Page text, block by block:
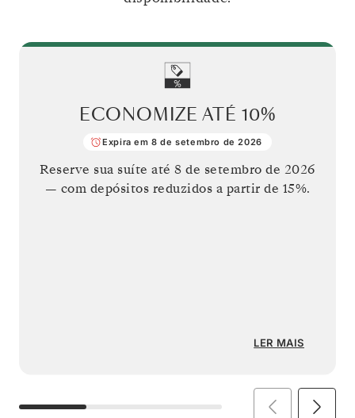
ECONOMIZE ATÉ 10%
Expira em 8 de setembro de 2026
Reserve sua suíte até8 de setembro de 2026
— com depósitos reduzidos a partir de 15%.
LER MAIS